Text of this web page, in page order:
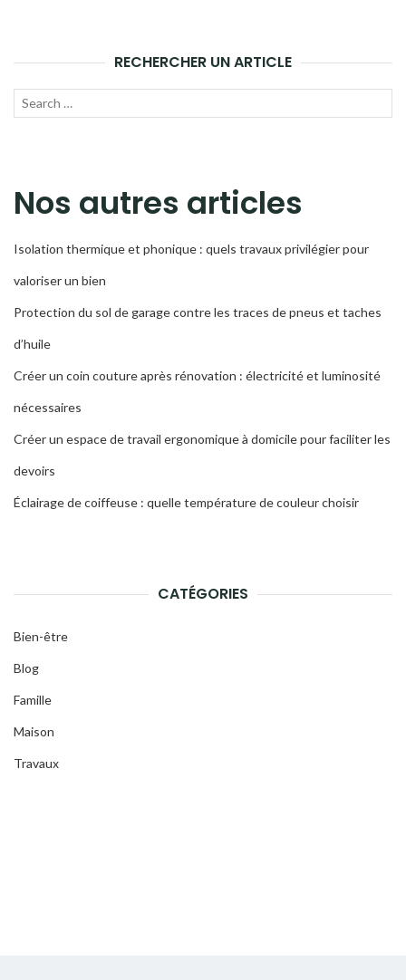
RECHERCHER UN ARTICLE
Recherche
Nos autres articles
Isolation thermique et phonique : quels travaux privilégier pour
valoriser un bien
Protection du sol de garage contre les traces de pneus et taches
d’huile
Créer un coin couture après rénovation : électricité et luminosité
nécessaires
Créer un espace de travail ergonomique à domicile pour faciliter les
devoirs
Éclairage de coiffeuse : quelle température de couleur choisir
CATÉGORIES
Bien-être
Blog
Famille
Maison
Travaux